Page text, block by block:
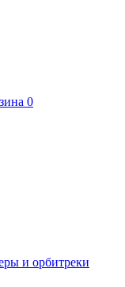
0
и орбитреки